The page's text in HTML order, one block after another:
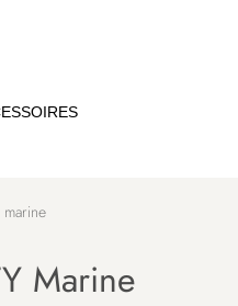
marine
Marine